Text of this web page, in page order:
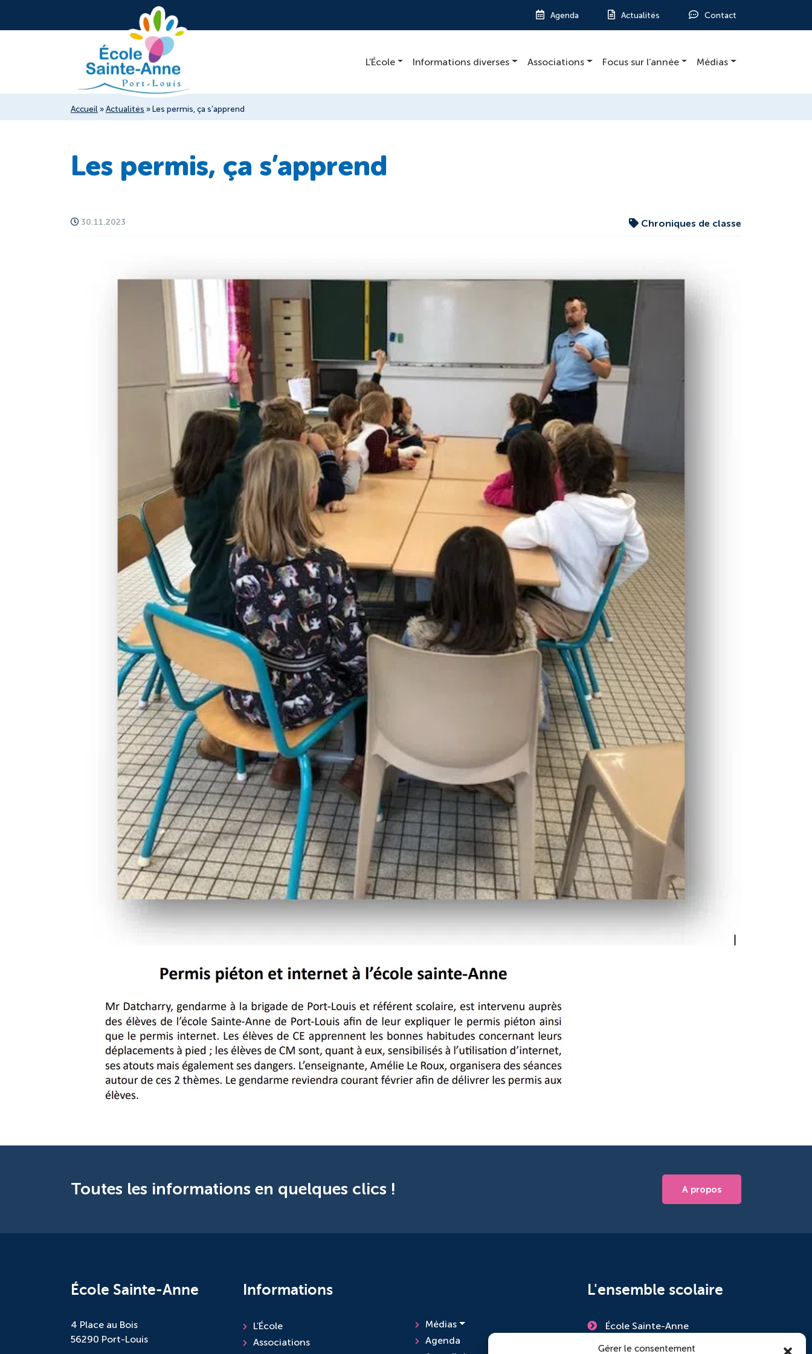
Gérer le consentement
Agenda Actualités Contact
L’École Informations diverses Associations Focus sur l’année Médias
Accueil » Actualités » Les permis, ça s’apprend
Les permis, ça s’apprend
30.11.2023 Chroniques de classe
Toutes les informations en quelques clics ! A propos
École Sainte-Anne
4 Place au Bois
56290 Port-Louis
Informations
L’École
Associations
Médias
Agenda
L'ensemble scolaire
École Sainte-Anne